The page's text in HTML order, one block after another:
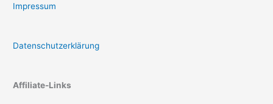
Impressum
Datenschutzerklärung
Affiliate-Links